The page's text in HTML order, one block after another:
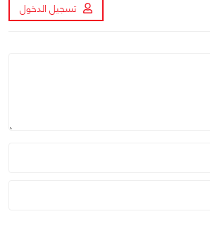
تسجيل الدخول